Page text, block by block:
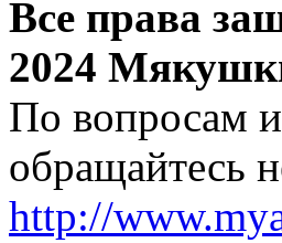
Все права
2024
По вопросам
обращайтесь
http://